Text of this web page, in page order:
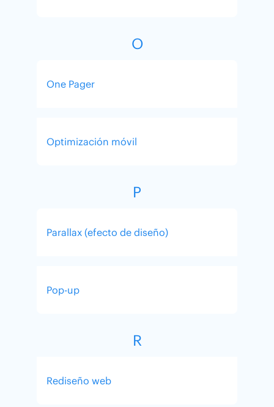
O
One Pager
Optimización móvil
P
Parallax (efecto de diseño)
Pop-up
R
Rediseño web